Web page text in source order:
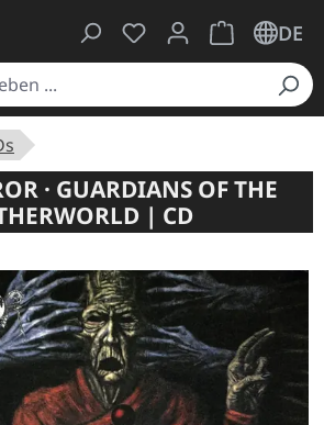
Du hast 0 Produkte
Warenkorb
DE
· GUARDIANS OF THE
| CD